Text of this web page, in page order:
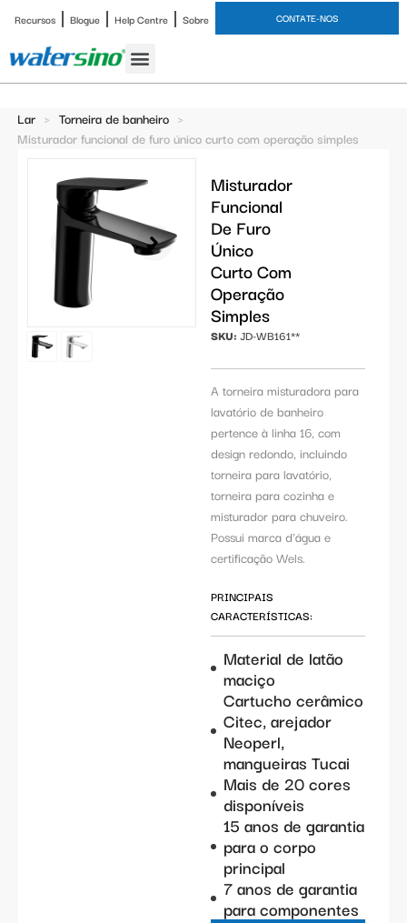
Recursos Blogue Help Centre Sobre CONTATE-NOS
Lar > Torneira de banheiro >
Misturador funcional de furo único curto com operação simples
Misturador
Funcional
De Furo
Único
Curto Com
Operação
Simples
SKU: JD-WB161**
A torneira misturadora para
lavatório de banheiro
pertence à linha 16, com
design redondo, incluindo
torneira para lavatório,
torneira para cozinha e
misturador para chuveiro.
Possui marca d'água e
certificação Wels.
PRINCIPAIS
CARACTERÍSTICAS:
Material de latão
maciço
Cartucho cerâmico
Citec, arejador
Neoperl,
mangueiras Tucai
Mais de 20 cores
disponíveis
15 anos de garantia
para o corpo
principal
7 anos de garantia
para componentes